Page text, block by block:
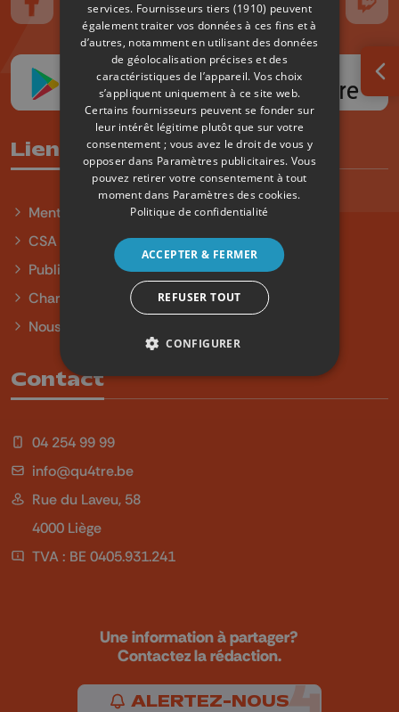
Suivez-nous sur FaceBook
Suivez-nous sur Instagram
Suivez-nous sur TikTok
Suivez-nous sur YouTube
Suivez-nous
Liens utiles
Mentions légales
CSA
Publicité
Charte sur l'égalité et la diversité
Nous contacter
Contact
04 254 99 99
info@qu4tre.be
Rue du Laveu, 58
4000 Liège
TVA : BE 0405.931.241
Une information à partager?
Contactez la rédaction.
ALERTEZ-NOUS
services. Fournisseurs tiers (1910) peuvent
également traiter vos données à ces fins et à
d’autres, notamment en utilisant des données
de géolocalisation précises et des
caractéristiques de l’appareil. Vos choix
s’appliquent uniquement à ce site web.
Certains fournisseurs peuvent se fonder sur
leur intérêt légitime plutôt que sur votre
consentement ; vous avez le droit de vous y
opposer dans Paramètres publicitaires. Vous
pouvez retirer votre consentement à tout
moment dans Paramètres des cookies.
Politique de confidentialité
ACCEPTER & FERMER
REFUSER TOUT
CONFIGURER